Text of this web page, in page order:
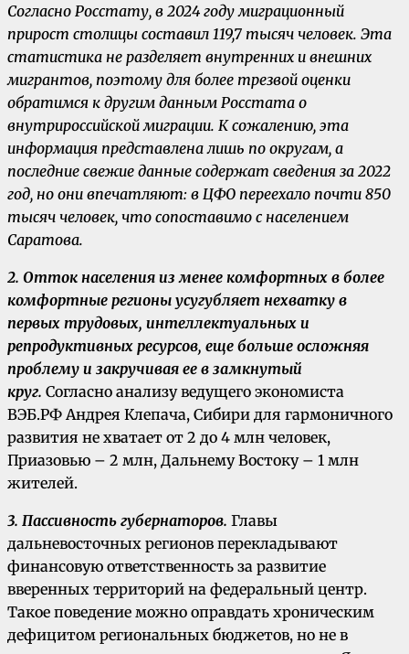
Согласно Росстату, в 2024 году миграционный
прирост столицы составил 119,7 тысяч человек. Эта
статистика не разделяет внутренних и внешних
мигрантов, поэтому для более трезвой оценки
обратимся к другим данным Росстата о
внутрироссийской миграции. К сожалению, эта
информация представлена лишь по округам, а
последние свежие данные содержат сведения за 2022
год, но они впечатляют: в ЦФО переехало почти 850
тысяч человек, что сопоставимо с населением
Саратова.
2. Отток населения из менее комфортных в более
комфортные регионы усугубляет нехватку в
первых трудовых, интеллектуальных и
репродуктивных ресурсов, еще больше осложняя
проблему и закручивая ее в замкнутый
круг. Согласно анализу ведущего экономиста
ВЭБ.РФ Андрея Клепача, Сибири для гармоничного
развития не хватает от 2 до 4 млн человек,
Приазовью – 2 млн, Дальнему Востоку – 1 млн
жителей.
3. Пассивность губернаторов. Главы
дальневосточных регионов перекладывают
финансовую ответственность за развитие
вверенных территорий на федеральный центр.
Такое поведение можно оправдать хроническим
дефицитом региональных бюджетов, но не в